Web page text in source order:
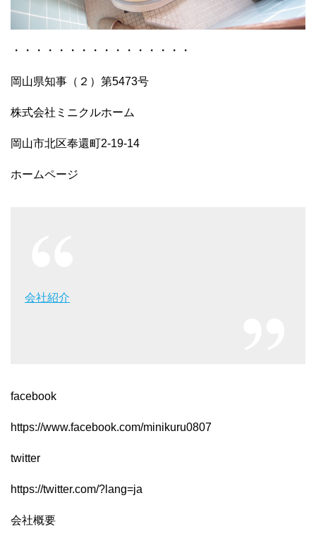
・・・・・・・・・・・・・・・・
岡山県知事（２）第5473号
株式会社ミニクルホーム
岡山市北区奉還町2-19-14
ホームページ
会社紹介
facebook
https://www.facebook.com/minikuru0807
twitter
https://twitter.com/?lang=ja
会社概要